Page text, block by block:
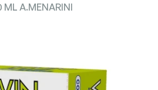
ML A.MENARINI